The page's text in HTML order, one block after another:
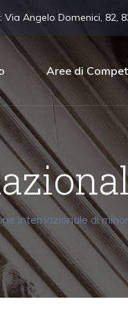
Via Angelo Domenici, 82,
Aree di
internazionale di